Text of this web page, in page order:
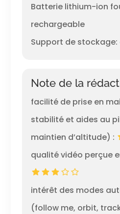
Batterie lithium-ion
rechargeable
Support de stockage:
Note de la
facilité de prise en
stabilité et aides au
maintien d’altitude) :
qualité vidéo perçue
intérêt des modes
(follow me, orbit,